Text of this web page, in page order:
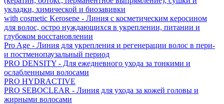
укладки, химической и биозавивки
with cosmetic Kerosene - Линия с косметическим керосином
для волос, остро нуждающихся в укреплении, питании и
глубоком восстановлении
Pro Age - Линия для укрепления и регенерации волос в пери-
и постменопаузальный период
PRO DENSITY - Для ежедневного ухода за тонкими и
ослабленными волосами
PRO HYDRACTIVE
PRO SEBOCLEAR - Линия для ухода за кожей головы и
жирными волосами